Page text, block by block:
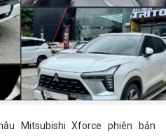
Mitsubishi Xforce phiên bản